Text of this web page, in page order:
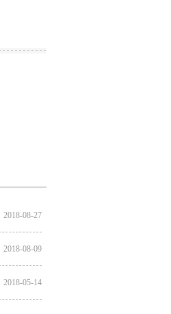
2018-08-27
2018-08-09
2018-05-14